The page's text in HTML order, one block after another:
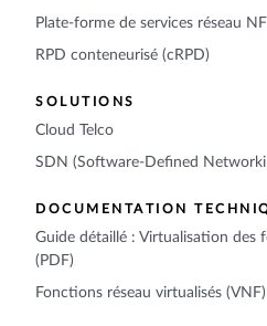
Plate-forme de services réseau
RPD conteneurisé (cRPD)
SOLUTIONS
Cloud Telco
SDN (Software-Defined
DOCUMENTATION
Guide détaillé : Virtualisation des
(PDF)
Fonctions réseau virtualisés (VNF)